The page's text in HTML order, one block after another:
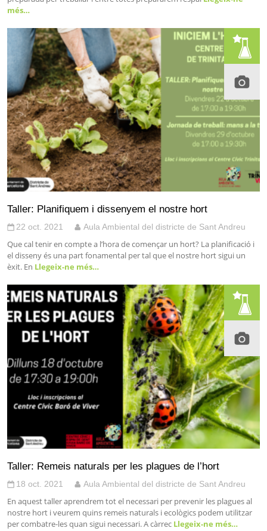
més…
Taller: Planifiquem i dissenyem el nostre hort
22 oct. 2021 Aula Ambiental del districte de Sant Andreu
Que cal tenir en compte a l’hora de començar un hort? La planificació i
el disseny és una part fonamental per tal que el nostre hort sigui un
èxit. En Llegeix-ne més…
Taller: Remeis naturals per les plagues de l’hort
18 oct. 2021 Aula Ambiental del districte de Sant Andreu
En aquest taller aprendrem tot el necessari per prevenir les plagues al
nostre hort i veurem quins remeis naturals i ecològics podem utilitzar
per combatre-les quan sigui necessari. A càrrec Llegeix-ne més…